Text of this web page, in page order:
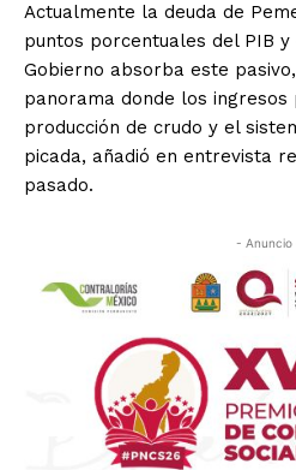
Actualmente la deuda de
puntos porcentuales del PIB
Gobierno absorba este
panorama donde los
producción de crudo y el
picada, añadió en entrevista
pasado.
- Anuncio